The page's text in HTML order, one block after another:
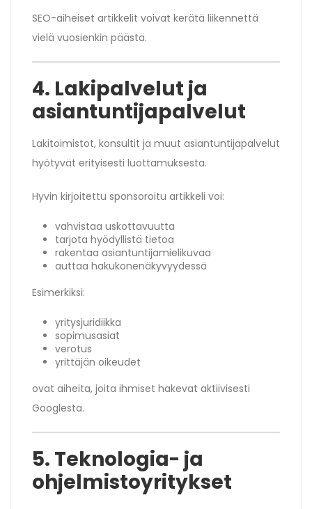
SEO-aiheiset artikkelit voivat kerätä liikennettä
vielä vuosienkin päästä.
4. Lakipalvelut ja
asiantuntijapalvelut
Lakitoimistot, konsultit ja muut asiantuntijapalvelut
hyötyvät erityisesti luottamuksesta.
Hyvin kirjoitettu sponsoroitu artikkeli voi:
vahvistaa uskottavuutta
tarjota hyödyllistä tietoa
rakentaa asiantuntijamielikuvaa
auttaa hakukonenäkyvyydessä
Esimerkiksi:
yritysjuridiikka
sopimusasiat
verotus
yrittäjän oikeudet
ovat aiheita, joita ihmiset hakevat aktiivisesti
Googlesta.
5. Teknologia- ja
ohjelmistoyritykset